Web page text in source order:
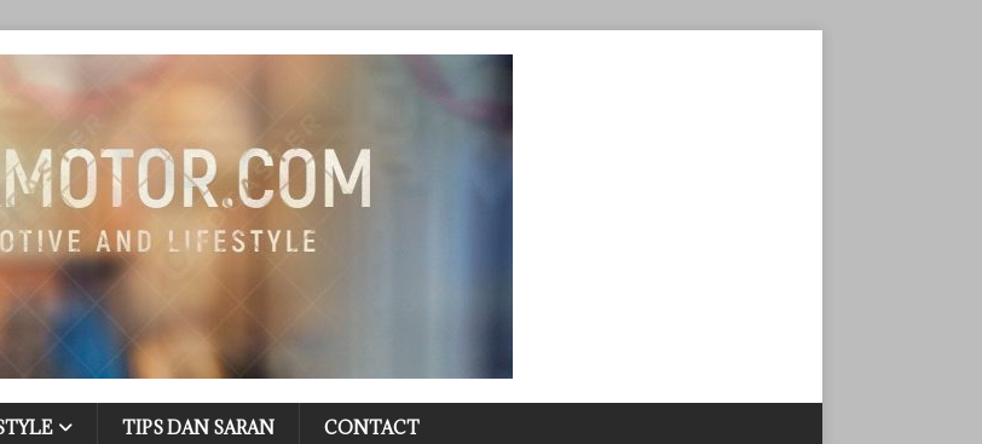
TIPS DAN SARAN CONTACT